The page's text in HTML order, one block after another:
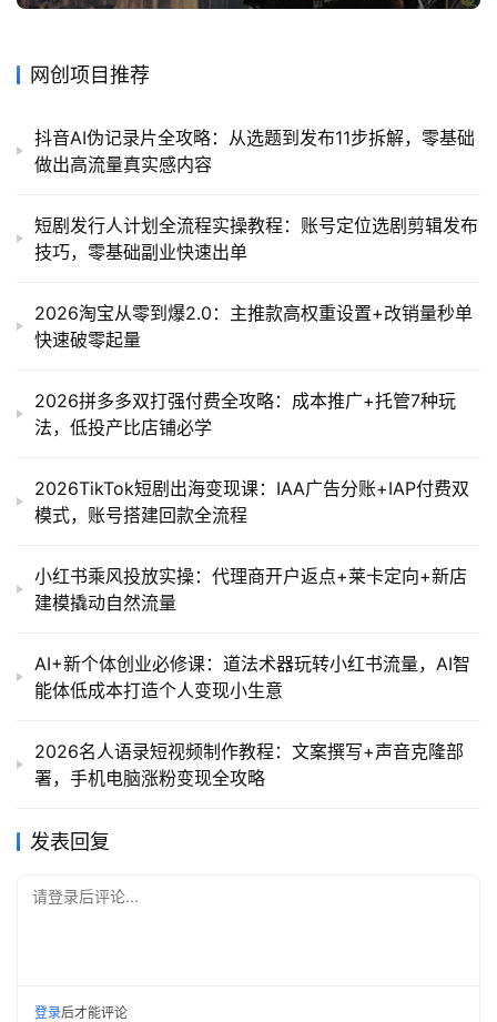
网创项目推荐
抖音AI伪记录片全攻略：从选题到发布11步拆解，零基础
做出高流量真实感内容
短剧发行人计划全流程实操教程：账号定位选剧剪辑发布
技巧，零基础副业快速出单
2026淘宝从零到爆2.0：主推款高权重设置+改销量秒单
快速破零起量
2026拼多多双打强付费全攻略：成本推广+托管7种玩
法，低投产比店铺必学
2026TikTok短剧出海变现课：IAA广告分账+IAP付费双
模式，账号搭建回款全流程
小红书乘风投放实操：代理商开户返点+莱卡定向+新店
建模撬动自然流量
AI+新个体创业必修课：道法术器玩转小红书流量，AI智
能体低成本打造个人变现小生意
2026名人语录短视频制作教程：文案撰写+声音克隆部
署，手机电脑涨粉变现全攻略
发表回复
请登录后评论...
登录后才能评论